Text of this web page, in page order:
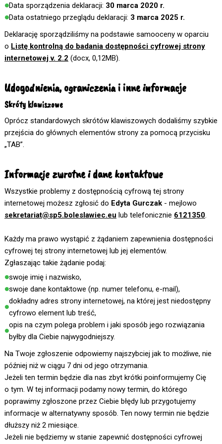
Data sporządzenia deklaracji: 30 marca 2020 r.
Data ostatniego przeglądu deklaracji: 3 marca 2025 r.
Deklarację sporządziliśmy na podstawie samooceny w oparciu
o Listę kontrolną do badania dostępności cyfrowej strony
internetowej v. 2.2 (docx, 0,12MB).
Udogodnienia, ograniczenia i inne informacje
Skróty klawiszowe
Oprócz standardowych skrótów klawiszowych dodaliśmy szybkie
przejścia do głównych elementów strony za pomocą przycisku
„TAB”.
Informacje zwrotne i dane kontaktowe
Wszystkie problemy z dostępnością cyfrową tej strony
internetowej możesz zgłosić do Edyta Gurczak- mejlowo
sekretariat@sp5.boleslawiec.eu lub telefonicznie 6121350.
Każdy ma prawo wystąpić z żądaniem zapewnienia dostępności
cyfrowej tej strony internetowej lub jej elementów.
Zgłaszając takie żądanie podaj:
swoje imię i nazwisko,
swoje dane kontaktowe (np. numer telefonu, e-mail),
dokładny adres strony internetowej, na której jest niedostępny
cyfrowo element lub treść,
opis na czym polega problem i jaki sposób jego rozwiązania
byłby dla Ciebie najwygodniejszy.
Na Twoje zgłoszenie odpowiemy najszybciej jak to możliwe, nie
później niż w ciągu 7 dni od jego otrzymania.
Jeżeli ten termin będzie dla nas zbyt krótki poinformujemy Cię
o tym. W tej informacji podamy nowy termin, do którego
poprawimy zgłoszone przez Ciebie błędy lub przygotujemy
informacje w alternatywny sposób. Ten nowy termin nie będzie
dłuższy niż 2 miesiące.
Jeżeli nie będziemy w stanie zapewnić dostępności cyfrowej